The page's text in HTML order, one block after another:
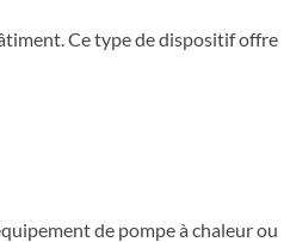
Ce type de dispositif offre
de pompe à chaleur ou